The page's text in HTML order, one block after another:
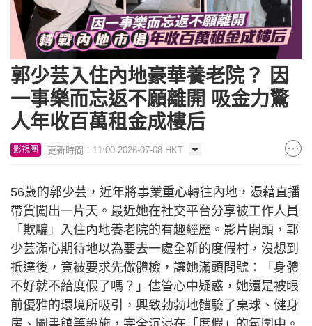
郭少芸入住內地豪華養老院？ 因
一事樂而忘返不願離開 吸金力驚
人年收百萬租金成樓后
影視圈 更新時間：11:00 2026-07-08 HKT
56歲的郭少芸，近年將事業重心轉往內地，憑藉直播
帶貨闖出一片天。最近她在社交平台分享被工作人員
「欺騙」入住內地養老院的有趣經歷。影片開頭，郭
少芸滿心期待地以為要去一處全新的度假村，沒想到
抵達後，竟被要求先做體檢，讓她滿頭問號：「身體
不好就不給度假了嗎？」儘管心中疑惑，她還是被眼
前優雅的環境所吸引，興致勃勃地體驗了桌球、健身